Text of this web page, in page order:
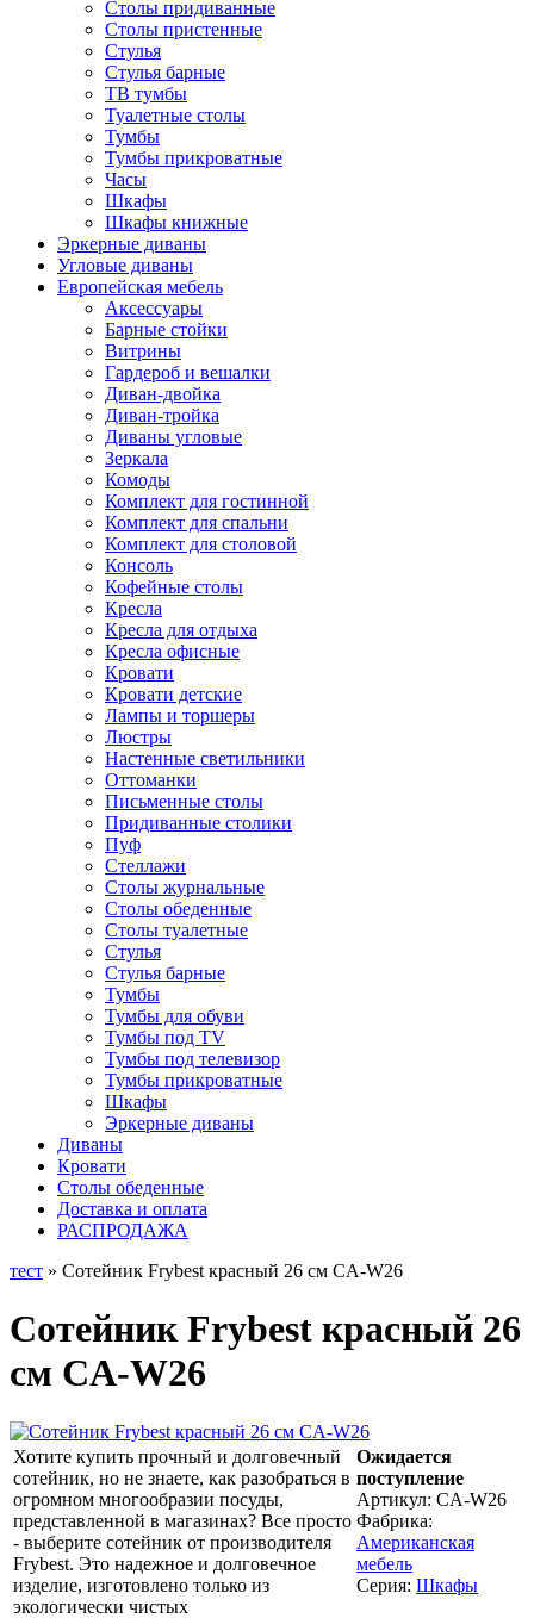
Столы придиванные
Столы пристенные
Стулья
Стулья барные
ТВ тумбы
Туалетные столы
Тумбы
Тумбы прикроватные
Часы
Шкафы
Шкафы книжные
Эркерные диваны
Угловые диваны
Европейская мебель
Аксессуары
Барные стойки
Витрины
Гардероб и вешалки
Диван-двойка
Диван-тройка
Диваны угловые
Зеркала
Комоды
Комплект для гостинной
Комплект для спальни
Комплект для столовой
Консоль
Кофейные столы
Кресла
Кресла для отдыха
Кресла офисные
Кровати
Кровати детские
Лампы и торшеры
Люстры
Настенные светильники
Оттоманки
Письменные столы
Придиванные столики
Пуф
Стеллажи
Столы журнальные
Столы обеденные
Столы туалетные
Стулья
Стулья барные
Тумбы
Тумбы для обуви
Тумбы под TV
Тумбы под телевизор
Тумбы прикроватные
Шкафы
Эркерные диваны
Диваны
Кровати
Столы обеденные
Доставка и оплата
РАСПРОДАЖА
тест » Сотейник Frybest красный 26 см CA-W26
Сотейник Frybest красный 26
см CA-W26
Хотите купить прочный и долговечный
сотейник, но не знаете, как разобраться в
огромном многообразии посуды,
представленной в магазинах? Все просто
- выберите сотейник от производителя
Frybest. Это надежное и долговечное
изделие, изготовлено только из
экологически чистых
Ожидается
поступление
Артикул: CA-W26
Фабрика:
Американская
мебель
Серия: Шкафы